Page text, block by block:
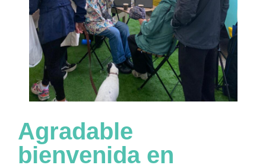
Agradable
bienvenida en